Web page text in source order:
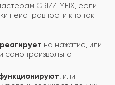
GRIZZLY.FIX, если
неисправности кнопок
на нажатие, или
самопроизвольно
, или